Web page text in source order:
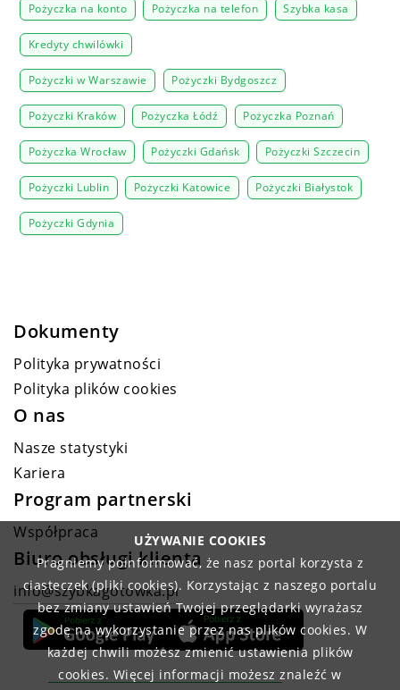
Pożyczka na konto Pożyczka na telefon Szybka kasa
Kredyty chwilówki
Pożyczki w Warszawie Pożyczki Bydgoszcz
Pożyczki Kraków Pożyczka Łódź Pożyczka Poznań
Pożyczka Wrocław Pożyczki Gdańsk Pożyczki Szczecin
Pożyczki Lublin Pożyczki Katowice Pożyczki Białystok
Pożyczki Gdynia
Dokumenty
Polityka prywatności
Polityka plików cookies
O nas
Nasze statystyki
Kariera
Program partnerski
Współpraca
Biuro obsługi klienta
info@szybkagotowka.pl
UŻYWANIE COOKIES
Pragniemy poinformować, że nasz portal korzysta z
ciasteczek (pliki cookies). Korzystając z naszego portalu
bez zmiany ustawień Twojej przeglądarki wyrażasz
zgodę na wykorzystanie przez nas plików cookies. W
każdej chwili możesz zmienić ustawienia plików
cookies. Więcej informacji możesz znaleźć w